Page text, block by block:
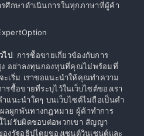
ศึกษาดำเนินการในทุกภาษาที่ผู้ค้า
ไป: การซื้อขายเกี่ยวข้องกับการ
ง อย่าลงทุนกองทุนที่คุณไม่พร้อมที่
เริ่ม เราขอแนะนำให้คุณทำความ
รซื้อขายที่ระบุไว้ในเว็บไซต์ของเรา
แนะนำใดๆ บนเว็บไซต์ไม่ถือเป็นคำ
ลผูกพันทางกฎหมาย ผู้ค้าทำการ
ไม่รับผิดชอบต่อพวกเขา สัญญา
งรัฐอธิปไตยของเซนต์วินเซนต์และ